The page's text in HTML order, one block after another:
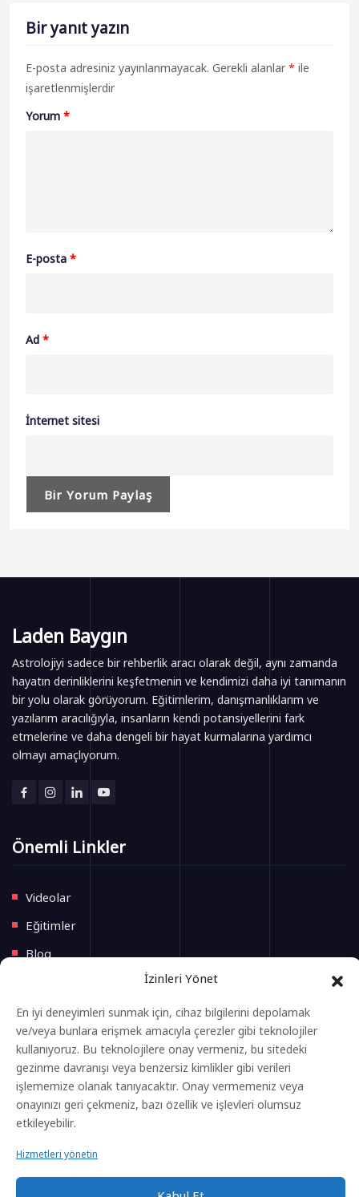
İzinleri Yönet
En iyi deneyimleri sunmak için, cihaz bilgilerini depolamak
ve/veya bunlara erişmek amacıyla çerezler gibi teknolojiler
kullanıyoruz. Bu teknolojilere onay vermeniz, bu sitedeki
gezinme davranışı veya benzersiz kimlikler gibi verileri
işlememize olanak tanıyacaktır. Onay vermemeniz veya
onayınızı geri çekmeniz, bazı özellik ve işlevleri olumsuz
etkileyebilir.
Hizmetleri yönetin
Bir yanıt yazın
E-posta adresiniz yayınlanmayacak. Gerekli alanlar * ile
işaretlenmişlerdir
Yorum *
E-posta *
Ad *
İnternet sitesi
Laden Baygın
Astrolojiyi sadece bir rehberlik aracı olarak değil, aynı zamanda
hayatın derinliklerini keşfetmenin ve kendimizi daha iyi tanımanın
bir yolu olarak görüyorum. Eğitimlerim, danışmanlıklarım ve
yazılarım aracılığıyla, insanların kendi potansiyellerini fark
etmelerine ve daha dengeli bir hayat kurmalarına yardımcı
olmayı amaçlıyorum.
Önemli Linkler
Videolar
Eğitimler
Blog
Yeni Başlayacak Eğitimler
Anasayfa
Eğitimler
Gizlilik Politikası
Kvkk Aydınlatma Metni